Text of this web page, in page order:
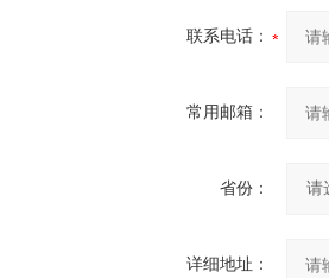
联系电话：
常用邮箱：
省份：
详细地址：